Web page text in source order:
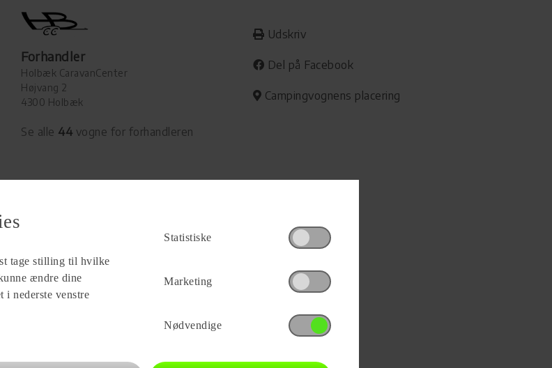
Forhandler
Holbæk CaravanCenter
Højvang 2
4300 Holbæk
Se alle 44 vogne for forhandleren
Udskriv
Del på Facebook
Campingvognens placering
tage stilling til hvilke
ændre dine
nederste venstre
Statistiske
Marketing
Nødvendige